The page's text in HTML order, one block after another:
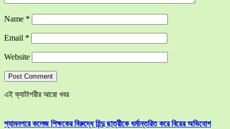
Name *
Email *
Website
এই ক্যাটাগরীর আরো খবর
শ্যামনগরে কলেজ শিক্ষকের বিরুদ্ধে হিন্দু ছাত্রীকে ধর্মান্তরিত করে বিয়ের অভিযোগ